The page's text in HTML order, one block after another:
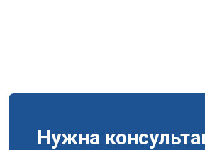
Нужна